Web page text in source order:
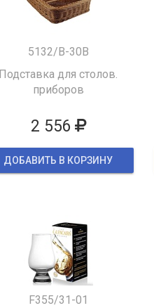
5132/B-30B
Подставка для столов.
приборов
2 556
ДОБАВИТЬ В КОРЗИНУ
F355/31-01